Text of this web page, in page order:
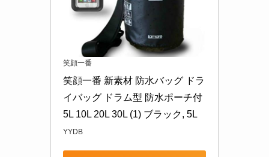
笑顔一番
笑顔一番 新素材 防水バッグ ドラ
イバッグ ドラム型 防水ポーチ付
5L 10L 20L 30L (1) ブラック, 5L
YYDB